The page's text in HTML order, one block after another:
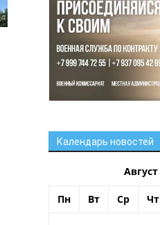
Календарь новостей
Август
Пн Вт Ср Чт